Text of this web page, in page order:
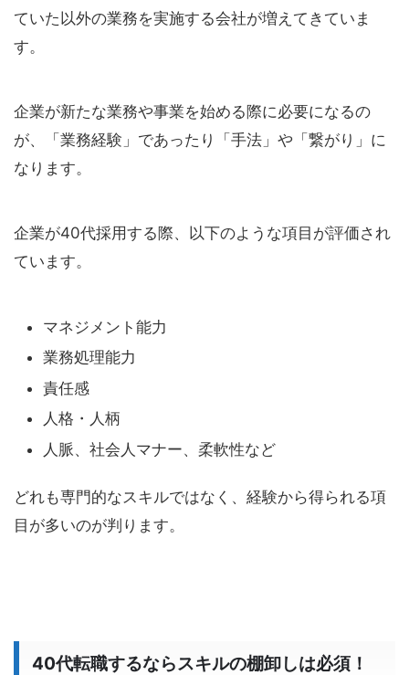
ていた以外の業務を実施する会社が増えてきていま
す。
企業が新たな業務や事業を始める際に必要になるの
が、「業務経験」であったり「手法」や「繋がり」に
なります。
企業が40代採用する際、以下のような項目が評価され
ています。
マネジメント能力
業務処理能力
責任感
人格・人柄
人脈、社会人マナー、柔軟性など
どれも専門的なスキルではなく、経験から得られる項
目が多いのが判ります。
40代転職するならスキルの棚卸しは必須！